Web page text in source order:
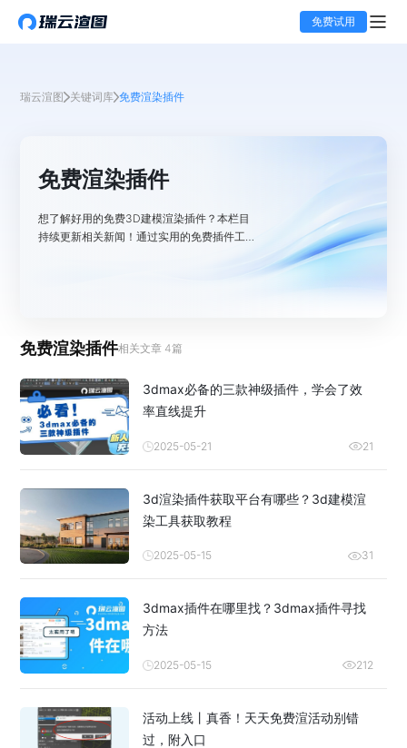
免费试用
瑞云渲图 关键词库 免费渲染插件
免费渲染插件
想了解好用的免费3D建模渲染插件？本栏目
持续更新相关新闻！通过实用的免费插件工
免费渲染插件相关文章 4篇
3dmax必备的三款神级插件，学会了效
率直线提升
2025-05-21 21
3d渲染插件获取平台有哪些？3d建模渲
染工具获取教程
2025-05-15 31
3dmax插件在哪里找？3dmax插件寻找
方法
2025-05-15 212
活动上线丨真香！天天免费渲活动别错
过，附入口